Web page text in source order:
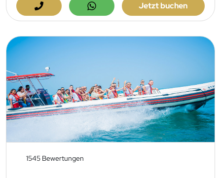
Jetzt buchen
1545 Bewertungen